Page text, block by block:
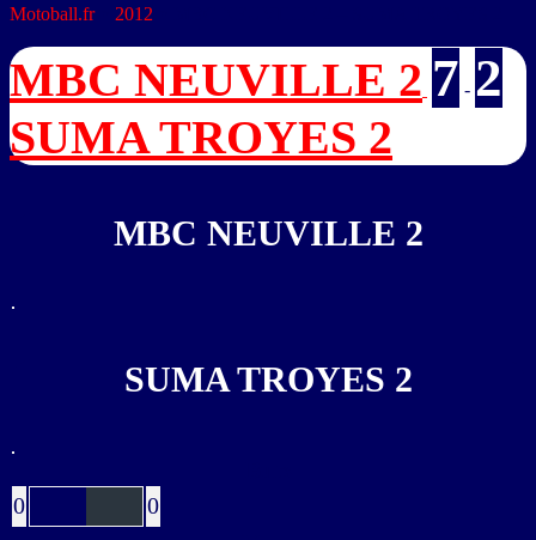
Motoball.fr> 2012
MBC NEUVILLE 2 7 - 2
SUMA TROYES 2
MBC NEUVILLE 2
SUMA TROYES 2
0
0